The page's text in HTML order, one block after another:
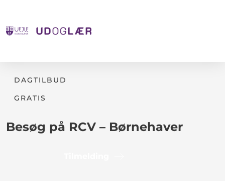
DAGTILBUD
GRATIS
Besøg på RCV – Børnehaver